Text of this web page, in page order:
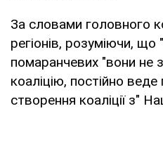
За словами головного
регіонів, розуміючи, що
помаранчевих "вони не
коаліцію, постійно
створення коаліції з"